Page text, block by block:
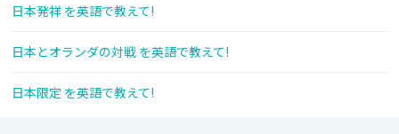
日本発祥 を英語で教えて!
日本とオランダの対戦 を英語で教えて!
日本限定 を英語で教えて!